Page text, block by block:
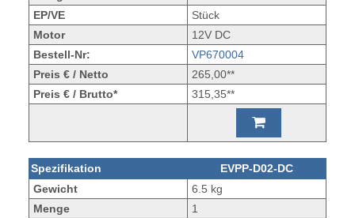
EP/VE
Stück
Motor
12V DC
Bestell-Nr:
VP670004
Preis € / Netto
265,00**
Preis € / Brutto*
315,35**
Spezifikation
EVPP-D02-DC
Gewicht
6.5 kg
Menge
1